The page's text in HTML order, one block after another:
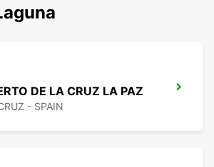
DE LA CRUZ LA PAZ
- SPAIN